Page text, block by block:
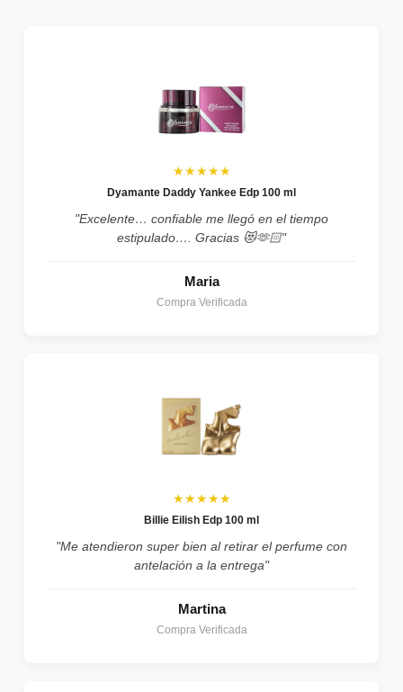
★★★★★
Dyamante Daddy Yankee Edp 100 ml
"Excelente… confiable me llegó en el tiempo
estipulado…. Gracias 😻🫶🏻"
Maria
Compra Verificada
★★★★★
Billie Eilish Edp 100 ml
"Me atendieron super bien al retirar el perfume con
antelación a la entrega"
Martina
Compra Verificada